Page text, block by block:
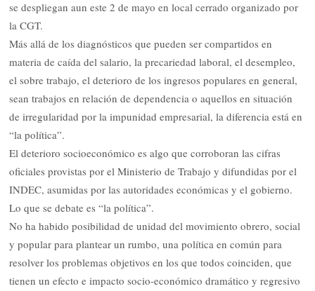
se despliegan aun este 2 de mayo en local cerrado organizado por
la CGT.
Más allá de los diagnósticos que pueden ser compartidos en
materia de caída del salario, la precariedad laboral, el desempleo,
el sobre trabajo, el deterioro de los ingresos populares en general,
sean trabajos en relación de dependencia o aquellos en situación
de irregularidad por la impunidad empresarial, la diferencia está en
“la política”.
El deterioro socioeconómico es algo que corroboran las cifras
oficiales provistas por el Ministerio de Trabajo y difundidas por el
INDEC, asumidas por las autoridades económicas y el gobierno.
Lo que se debate es “la política”.
No ha habido posibilidad de unidad del movimiento obrero, social
y popular para plantear un rumbo, una política en común para
resolver los problemas objetivos en los que todos coinciden, que
tienen un efecto e impacto socio-económico dramático y regresivo